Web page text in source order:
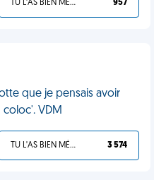
TU L'AS BIEN MÉRITÉ 957
que je pensais avoir
VDM
TU L'AS BIEN MÉRITÉ 3 574